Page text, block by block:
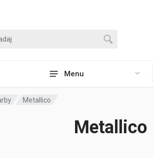
Menu
Metallico
Metallico